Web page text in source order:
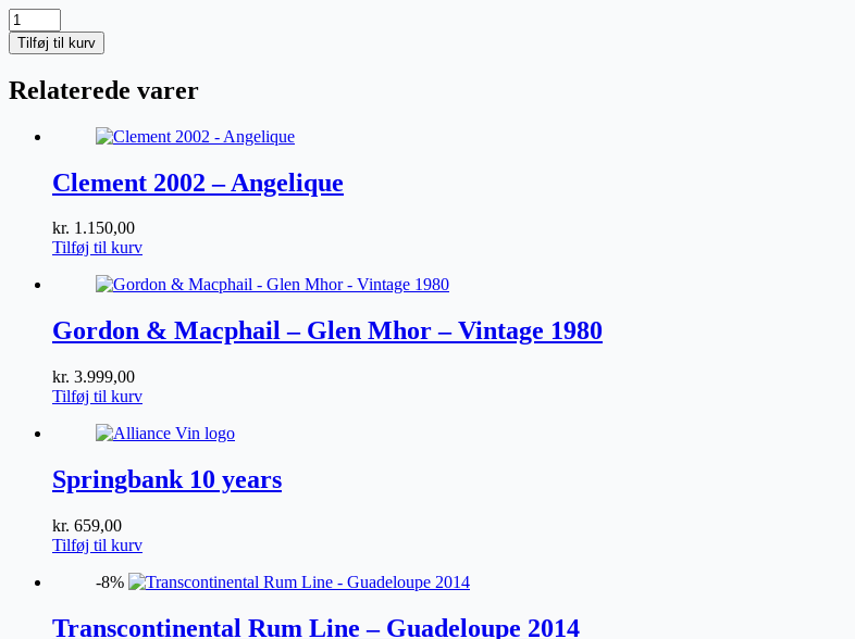
Compagnie-
Des-
Indes-
"Diamond"-11years-
Finish
Tilføj til kurv
Relaterede varer
Clement 2002 – Angelique
kr. 1.150,00
Tilføj til kurv
Gordon & Macphail – Glen Mhor – Vintage 1980
kr. 3.999,00
Tilføj til kurv
Springbank 10 years
kr. 659,00
Tilføj til kurv
-8%
Transcontinental Rum Line – Guadeloupe 2014